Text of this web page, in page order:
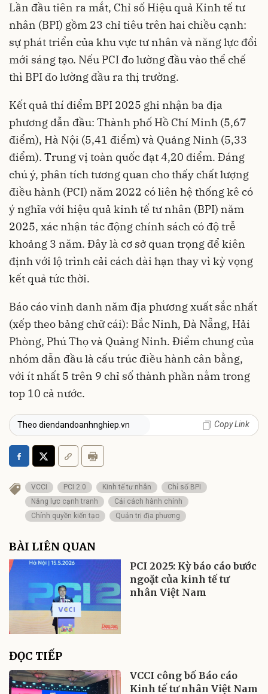
Lần đầu tiên ra mắt, Chỉ số Hiệu quả Kinh tế tư
nhân (BPI) gồm 23 chỉ tiêu trên hai chiều cạnh:
sự phát triển của khu vực tư nhân và năng lực đổi
mới sáng tạo. Nếu PCI đo lường đầu vào thể chế
thì BPI đo lường đầu ra thị trường.
Kết quả thí điểm BPI 2025 ghi nhận ba địa
phương dẫn đầu: Thành phố Hồ Chí Minh (5,67
điểm), Hà Nội (5,41 điểm) và Quảng Ninh (5,33
điểm). Trung vị toàn quốc đạt 4,20 điểm. Đáng
chú ý, phân tích tương quan cho thấy chất lượng
điều hành (PCI) năm 2022 có liên hệ thống kê có
ý nghĩa với hiệu quả kinh tế tư nhân (BPI) năm
2025, xác nhận tác động chính sách có độ trễ
khoảng 3 năm. Đây là cơ sở quan trọng để kiên
định với lộ trình cải cách dài hạn thay vì kỳ vọng
kết quả tức thời.
Báo cáo vinh danh năm địa phương xuất sắc nhất
(xếp theo bảng chữ cái): Bắc Ninh, Đà Nẵng, Hải
Phòng, Phú Thọ và Quảng Ninh. Điểm chung của
nhóm dẫn đầu là cấu trúc điều hành cân bằng,
với ít nhất 5 trên 9 chỉ số thành phần nằm trong
top 10 cả nước.
Theo diendandoanhnghiep.vn Copy Link
VCCI PCI 2.0 Kinh tế tư nhân
Chỉ số BPI
Năng lực cạnh tranh
Cải cách hành chính
Chính quyền kiến tạo
Quản trị địa phương
BÀI LIÊN QUAN
PCI 2025: Kỳ báo cáo bước
ngoặt của kinh tế tư
nhân Việt Nam
ĐỌC TIẾP
VCCI công bố Báo cáo
Kinh tế tư nhân Việt Nam